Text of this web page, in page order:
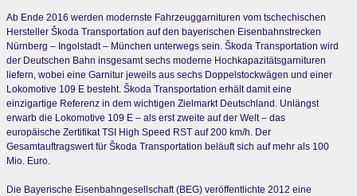
Ab Ende 2016 werden modernste Fahrzeuggarnituren vom tschechischen
Hersteller Škoda Transportation auf den bayerischen Eisenbahnstrecken
Nürnberg – Ingolstadt – München unterwegs sein. Škoda Transportation wird
der Deutschen Bahn insgesamt sechs moderne Hochkapazitätsgarnituren
liefern, wobei eine Garnitur jeweils aus sechs Doppelstockwägen und einer
Lokomotive 109 E besteht. Škoda Transportation erhält damit eine
einzigartige Referenz in dem wichtigen Zielmarkt Deutschland. Unlängst
erwarb die Lokomotive 109 E – als erst zweite auf der Welt – das
europäische Zertifikat TSI High Speed RST auf 200 km/h. Der
Gesamtauftragswert für Škoda Transportation beläuft sich auf mehr als 100
Mio. Euro.
Die Bayerische Eisenbahngesellschaft (BEG) veröffentlichte 2012 eine